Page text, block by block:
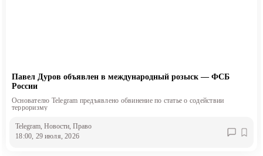
Павел Дуров объявлен в международный розыск — ФСБ
России
Основателю Telegram предъявлено обвинение по статье о содействии
терроризму
Telegram , Новости , Право
18:00, 29 июля, 2026